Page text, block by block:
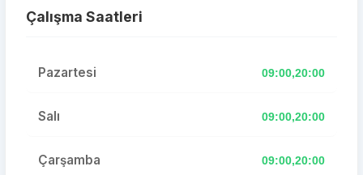
Çalışma Saatleri
Pazartesi 09:00,20:00
Salı 09:00,20:00
Çarşamba 09:00,20:00